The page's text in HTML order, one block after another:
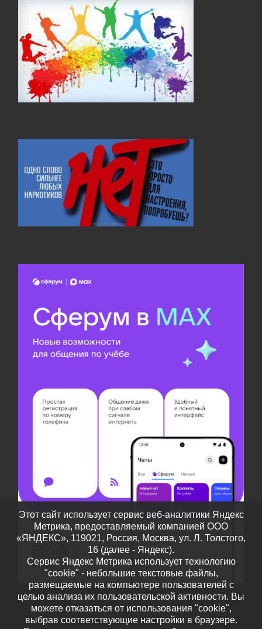
Этот сайт использует сервис веб-аналитики Яндекс
Метрика, предоставляемый компанией ООО
«ЯНДЕКС», 119021, Россия, Москва, ул. Л. Толстого,
16 (далее - Яндекс).
Сервис Яндекс Метрика использует технологию
"cookie" - небольшие текстовые файлы,
размещаемые на компьютере пользователей с
целью анализа их пользовательской активности. Вы
можете отказаться от использования "cookie",
выбрав соответствующие настройки в браузере.